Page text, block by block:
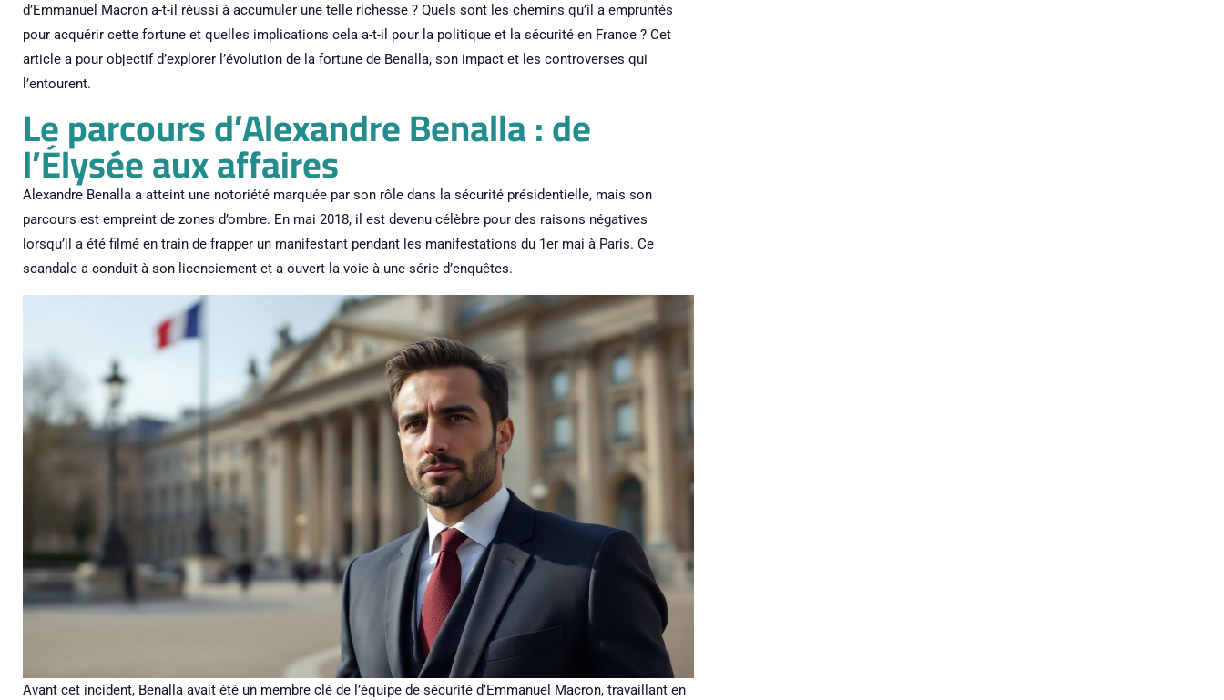
d’Emmanuel Macron a-t-il réussi à accumuler une telle richesse ? Quels sont les chemins qu’il a empruntés
pour acquérir cette fortune et quelles implications cela a-t-il pour la politique et la sécurité en France ? Cet
article a pour objectif d’explorer l’évolution de la fortune de Benalla, son impact et les controverses qui
l’entourent.
Le parcours d’Alexandre Benalla : de
l’Élysée aux affaires
Alexandre Benalla a atteint une notoriété marquée par son rôle dans la sécurité présidentielle, mais son
parcours est empreint de zones d’ombre. En mai 2018, il est devenu célèbre pour des raisons négatives
lorsqu’il a été filmé en train de frapper un manifestant pendant les manifestations du 1er mai à Paris. Ce
scandale a conduit à son licenciement et a ouvert la voie à une série d’enquêtes.
Avant cet incident, Benalla avait été un membre clé de l’équipe de sécurité d’Emmanuel Macron, travaillant en